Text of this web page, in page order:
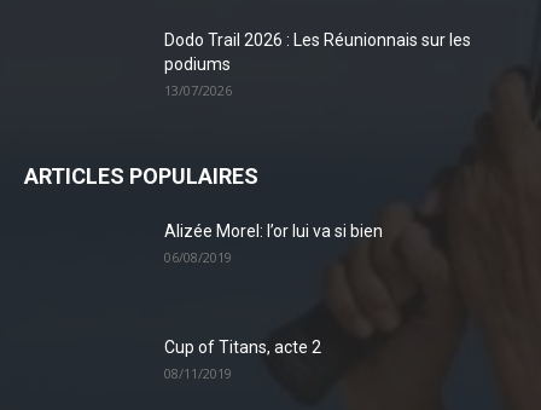
Dodo Trail 2026 : Les Réunionnais sur les
podiums
13/07/2026
ARTICLES POPULAIRES
Alizée Morel: l’or lui va si bien
06/08/2019
Cup of Titans, acte 2
08/11/2019